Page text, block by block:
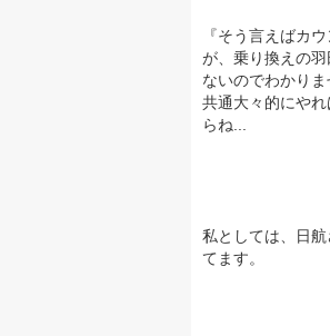
『そう言えばカ
が、乗り換えの
ないのでわかり
共通大々的にや
らね...
私としては、日
てます。